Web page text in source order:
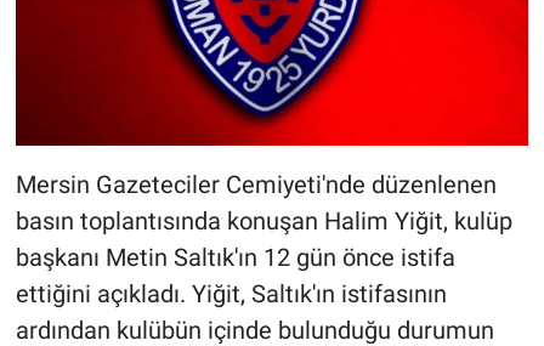
Mersin Gazeteciler Cemiyeti'nde düzenlenen
basın toplantısında konuşan Halim Yiğit, kulüp
başkanı Metin Saltık'ın 12 gün önce istifa
ettiğini açıkladı. Yiğit, Saltık'ın istifasının
ardından kulübün içinde bulunduğu durumun